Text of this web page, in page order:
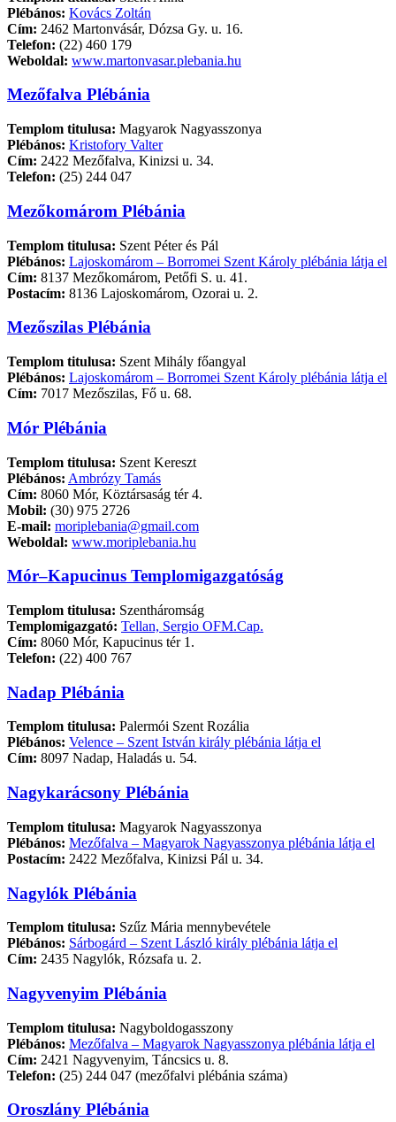
Plébános: Kovács Zoltán
Cím: 2462 Martonvásár, Dózsa Gy. u. 16.
Telefon: (22) 460 179
Weboldal: www.martonvasar.plebania.hu
Mezőfalva Plébánia
Templom titulusa: Magyarok Nagyasszonya
Plébános: Kristofory Valter
Cím: 2422 Mezőfalva, Kinizsi u. 34.
Telefon: (25) 244 047
Mezőkomárom Plébánia
Templom titulusa: Szent Péter és Pál
Plébános: Lajoskomárom – Borromei Szent Károly plébánia látja el
Cím: 8137 Mezőkomárom, Petőfi S. u. 41.
Postacím: 8136 Lajoskomárom, Ozorai u. 2.
Mezőszilas Plébánia
Templom titulusa: Szent Mihály főangyal
Plébános: Lajoskomárom – Borromei Szent Károly plébánia látja el
Cím: 7017 Mezőszilas, Fő u. 68.
Mór Plébánia
Templom titulusa: Szent Kereszt
Plébános: Ambrózy Tamás
Cím: 8060 Mór, Köztársaság tér 4.
Mobil: (30) 975 2726
E-mail: moriplebania@gmail.com
Weboldal: www.moriplebania.hu
Mór–Kapucinus Templomigazgatóság
Templom titulusa: Szentháromság
Templomigazgató: Tellan, Sergio OFM.Cap.
Cím: 8060 Mór, Kapucinus tér 1.
Telefon: (22) 400 767
Nadap Plébánia
Templom titulusa: Palermói Szent Rozália
Plébános: Velence – Szent István király plébánia látja el
Cím: 8097 Nadap, Haladás u. 54.
Nagykarácsony Plébánia
Templom titulusa: Magyarok Nagyasszonya
Plébános: Mezőfalva – Magyarok Nagyasszonya plébánia látja el
Postacím: 2422 Mezőfalva, Kinizsi Pál u. 34.
Nagylók Plébánia
Templom titulusa: Szűz Mária mennybevétele
Plébános: Sárbogárd – Szent László király plébánia látja el
Cím: 2435 Nagylók, Rózsafa u. 2.
Nagyvenyim Plébánia
Templom titulusa: Nagyboldogasszony
Plébános: Mezőfalva – Magyarok Nagyasszonya plébánia látja el
Cím: 2421 Nagyvenyim, Táncsics u. 8.
Telefon: (25) 244 047 (mezőfalvi plébánia száma)
Oroszlány Plébánia